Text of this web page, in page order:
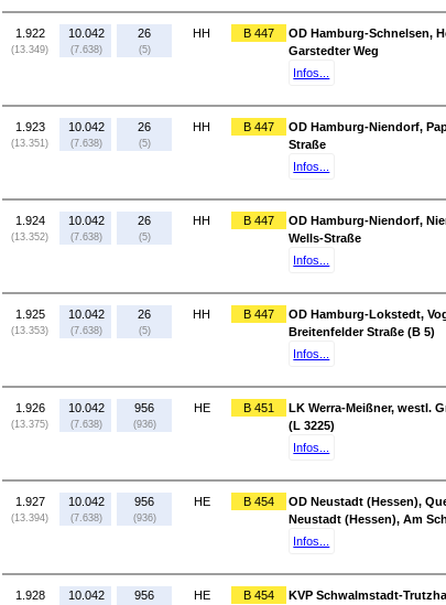
1.922
(13.349)
10.042
(7.638)
26
(5)
HH B 447
OD Hamburg-Schnelsen,
Garstedter Weg
Infos...
1.923
(13.351)
10.042
(7.638)
26
(5)
HH B 447
OD Hamburg-Niendorf,
Straße
Infos...
1.924
(13.352)
10.042
(7.638)
26
(5)
HH B 447
OD Hamburg-Niendorf,
Wells-Straße
Infos...
1.925
(13.353)
10.042
(7.638)
26
(5)
HH B 447
OD Hamburg-Lokstedt,
Breitenfelder Straße (B 5)
Infos...
1.926
(13.375)
10.042
(7.638)
956
(936)
HE B 451
LK Werra-Meißner, westl.
(L 3225)
Infos...
1.927
(13.394)
10.042
(7.638)
956
(936)
HE B 454
OD Neustadt (Hessen),
Neustadt (Hessen), Am
Infos...
1.928 10.042 956 HE B 454
KVP Schwalmstadt-